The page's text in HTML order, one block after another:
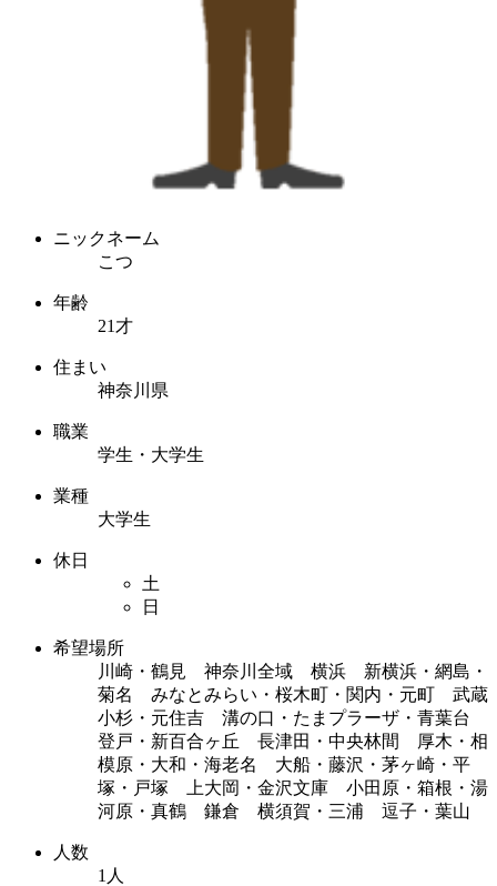
ニックネーム
こつ
年齢
21才
住まい
神奈川県
職業
学生・大学生
業種
大学生
休日
土
日
希望場所
川崎・鶴見 神奈川全域 横浜 新横浜・網島・
菊名 みなとみらい・桜木町・関内・元町 武蔵
小杉・元住吉 溝の口・たまプラーザ・青葉台
登戸・新百合ヶ丘 長津田・中央林間 厚木・相
模原・大和・海老名 大船・藤沢・茅ヶ崎・平
塚・戸塚 上大岡・金沢文庫 小田原・箱根・湯
河原・真鶴 鎌倉 横須賀・三浦 逗子・葉山
人数
1人